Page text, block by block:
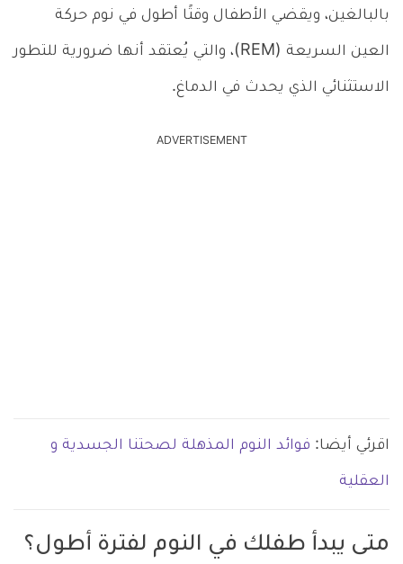
بالبالغين، ويقضي الأطفال وقتًا أطول في نوم حركة
العين السريعة (REM)، والتي يُعتقد أنها ضرورية للتطور
الاستثنائي الذي يحدث في الدماغ.
ADVERTISEMENT
اقرئي أيضا: فوائد النوم المذهلة لصحتنا الجسدية و
العقلية
متى يبدأ طفلك في النوم لفترة أطول؟